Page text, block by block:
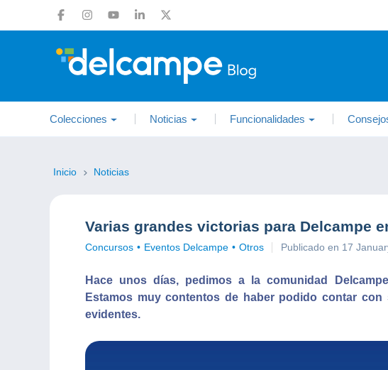
Colecciones Noticias Funcionalidades
Inicio Noticias
Varias grandes victorias para Delcampe
Concursos Eventos Delcampe Otros Publicado en 17
Hace unos días, pedimos a la comunidad
Estamos muy contentos de haber podido contar
evidentes.